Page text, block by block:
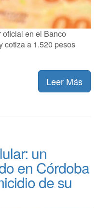
oficial en el Banco
cotiza a 1.520 pesos
Leer Más
un
en Córdoba
de su